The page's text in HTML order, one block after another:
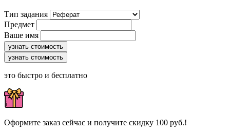
Тип задания
Предмет
Ваше имя
узнать стоимость
узнать стоимость
это быстро и бесплатно
Оформите заказ сейчас и получите скидку 100 руб.!